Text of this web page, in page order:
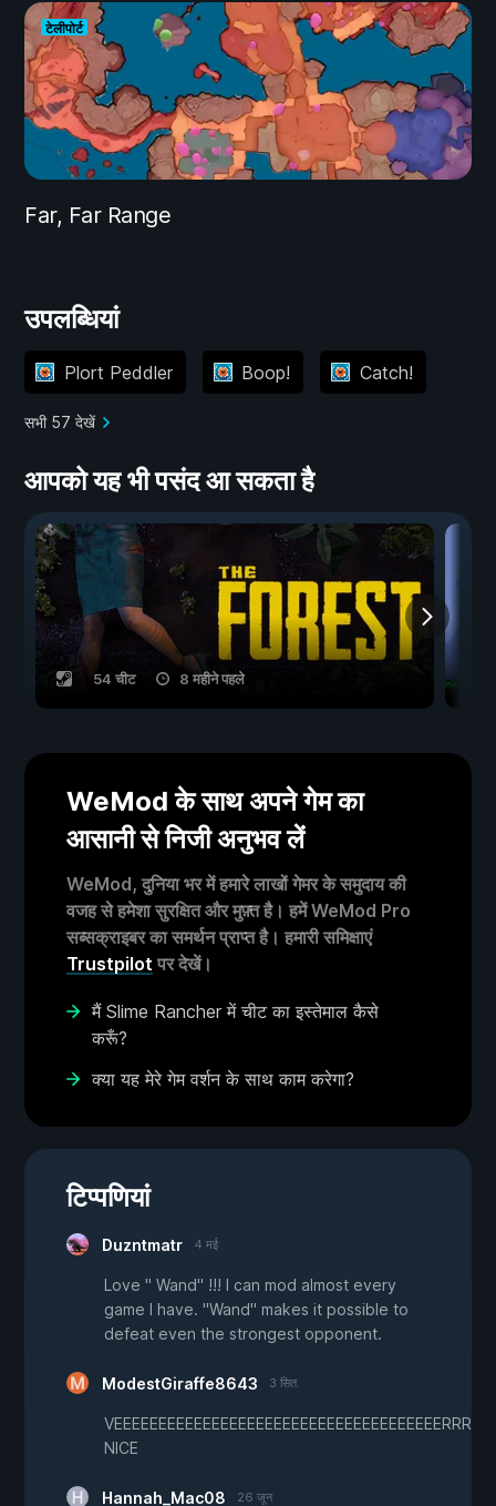
टेलीपोर्ट
Far, Far Range
उपलब्धियां
Plort Peddler Boop! Catch!
सभी 57 देखें
आपको यह भी पसंद आ सकता है
54 चीट 8 महीने पहले
WeMod के साथ अपने गेम का
आसानी से निजी अनुभव लें
WeMod, दुनिया भर में हमारे लाखों गेमर के समुदाय की
वजह से हमेशा सुरक्षित और मुफ़्त है। हमें WeMod Pro
सब्सक्राइबर का समर्थन प्राप्त है। हमारी समिक्षाएं
Trustpilot पर देखें।
मैं Slime Rancher में चीट का इस्तेमाल कैसे
करूँ?
क्या यह मेरे गेम वर्शन के साथ काम करेगा?
टिप्पणियां
Duzntmatr 4 मई
Love " Wand" !!! I can mod almost every
game I have. "Wand" makes it possible to
defeat even the strongest opponent.
ModestGiraffe8643 3 सित.
NICE
Hannah_Mac08 26 जून